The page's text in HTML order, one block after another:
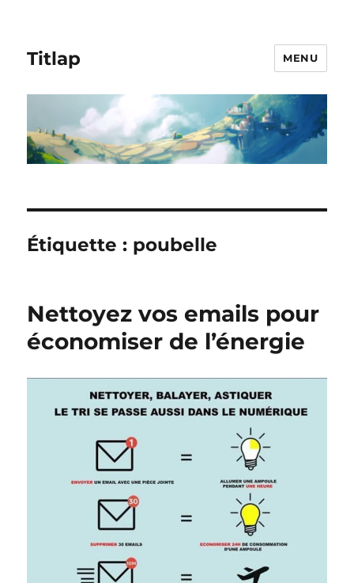
Titlap MENU
Étiquette : poubelle
Nettoyez vos emails pour
économiser de l’énergie